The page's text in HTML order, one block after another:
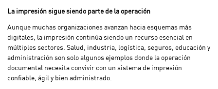
La impresión sigue siendo parte de la operación
Aunque muchas organizaciones avanzan hacia esquemas más
digitales, la impresión continúa siendo un recurso esencial en
múltiples sectores. Salud, industria, logística, seguros, educación y
administración son solo algunos ejemplos donde la operación
documental necesita convivir con un sistema de impresión
confiable, ágil y bien administrado.